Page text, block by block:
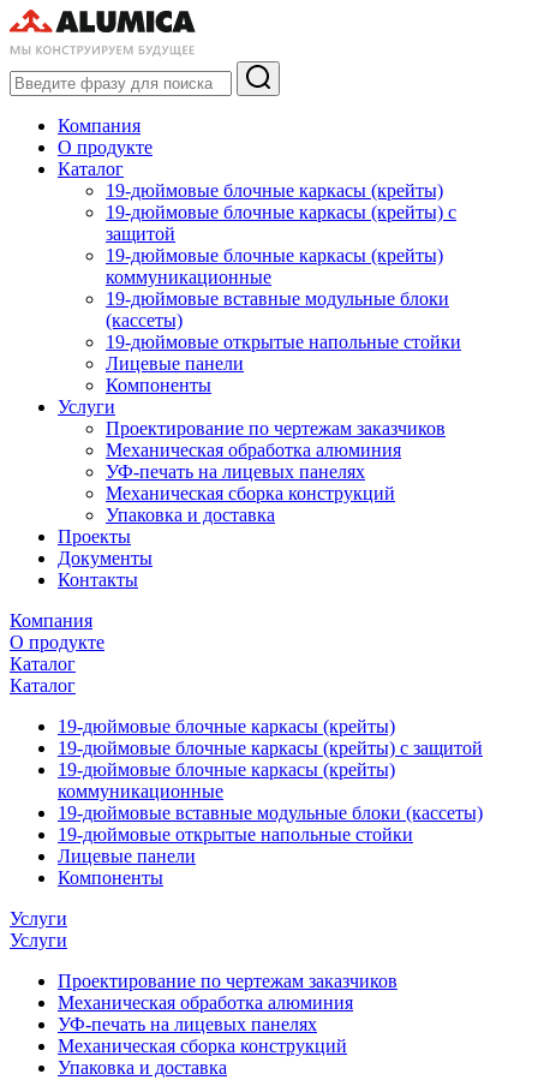
Компания
О продукте
Каталог
19-дюймовые блочные каркасы (крейты)
19-дюймовые блочные каркасы (крейты) с
защитой
19-дюймовые блочные каркасы (крейты)
коммуникационные
19-дюймовые вставные модульные блоки
(кассеты)
19-дюймовые открытые напольные стойки
Лицевые панели
Компоненты
Услуги
Проектирование по чертежам заказчиков
Механическая обработка алюминия
УФ-печать на лицевых панелях
Механическая сборка конструкций
Упаковка и доставка
Проекты
Документы
Контакты
Компания
О продукте
Каталог
Каталог
19-дюймовые блочные каркасы (крейты)
19-дюймовые блочные каркасы (крейты) с защитой
19-дюймовые блочные каркасы (крейты)
коммуникационные
19-дюймовые вставные модульные блоки (кассеты)
19-дюймовые открытые напольные стойки
Лицевые панели
Компоненты
Услуги
Услуги
Проектирование по чертежам заказчиков
Механическая обработка алюминия
УФ-печать на лицевых панелях
Механическая сборка конструкций
Упаковка и доставка